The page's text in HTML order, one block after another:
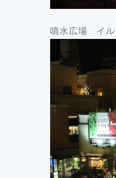
噴水広場 イル